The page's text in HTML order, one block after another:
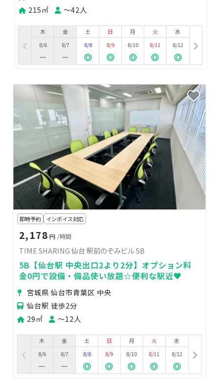
215㎡
〜42人
木
8/6
金
8/7
土
8/8
日
8/9
月
8/10
火
8/11
水
8/12
即時予約 インボイス対応
2,178 円 /時間
TIME SHARING 仙台 駅前のぞみビル 5B
5B【仙台駅 中央出口2より2分】オプション料
金0円で設備・備品使い放題☆便利な駅近♥
宮城県 仙台市青葉区 中央
仙台駅 徒歩2分
29㎡
〜12人
木
8/6
金
8/7
土
8/8
日
8/9
月
8/10
火
8/11
水
8/12